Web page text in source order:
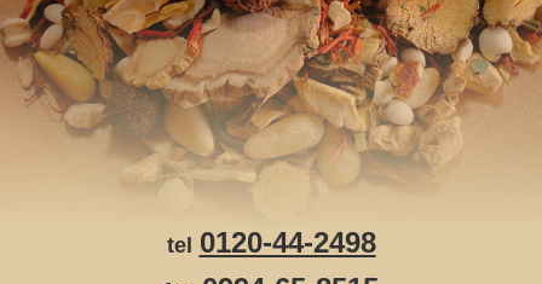
tel 0120-44-2498